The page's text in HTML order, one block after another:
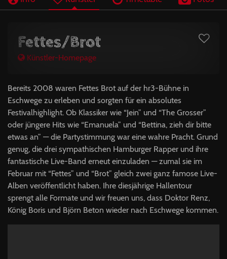
Fettes/Brot
Künstler-Homepage
Bereits 2008 waren Fettes Brot auf der hr3-Bühne in
Eschwege zu erleben und sorgten für ein absolutes
Festivalhighlight. Ob Klassiker wie “Jein” und “The Grosser”
oder jüngere Hits wie “Emanuela” und “Bettina, zieh dir bitte
etwas an” — die Partystimmung war eine wahre Pracht. Grund
genug, die drei sympathischen Hamburger Rapper und ihre
fantastische Live-Band erneut einzuladen — zumal sie im
Februar mit “Fettes” und “Brot” gleich zwei ganz famose Live-
Alben veröffentlicht haben. Ihre diesjährige Hallentour
sprengt alle Formate und wir freuen uns, dass Doktor Renz,
König Boris und Björn Beton wieder nach Eschwege kommen.